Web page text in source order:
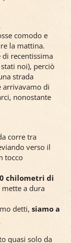
comodo e
la mattina.
di recentissima
noi), perciò
strada
arrivavamo di
nonostante
corre tra
verso il
tocco
chilometri di
mette a dura
detti, siamo a